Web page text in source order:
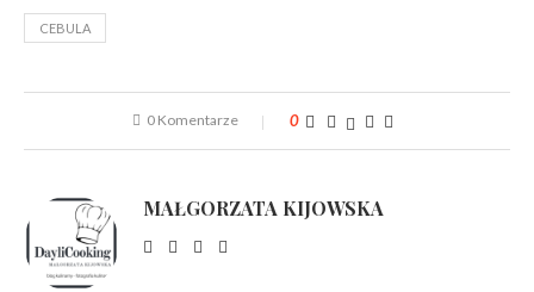
CEBULA
0 Komentarze 0
MAŁGORZATA KIJOWSKA